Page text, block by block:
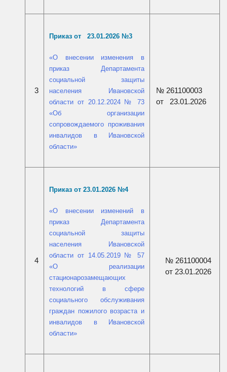
3
Приказ от 23.01.2026 №3
«О внесении изменения в
приказ Департамента
социальной защиты
населения Ивановской
области от 20.12.2024 № 73
«Об организации
сопровождаемого проживания
инвалидов в Ивановской
области»
№ 261100003
от 23.01.2026
4
Приказ от 23.01.2026 №4
«О внесении изменений в
приказ Департамента
социальной защиты
населения Ивановской
области от 14.05.2019 № 57
«О реализации
стационарозамещающих
технологий в сфере
социального обслуживания
граждан пожилого возраста и
инвалидов в Ивановской
области»
№ 261100004
от 23.01.2026